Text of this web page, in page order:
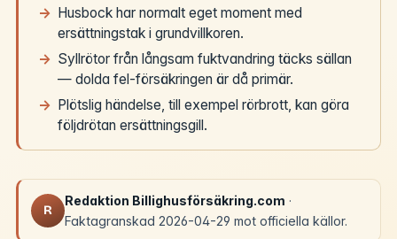
Husbock har normalt eget moment med
ersättningstak i grundvillkoren.
Syllrötor från långsam fuktvandring täcks sällan
— dolda fel-försäkringen är då primär.
Plötslig händelse, till exempel rörbrott, kan göra
följdrötan ersättningsgill.
R
Redaktion Billighusförsäkring.com ·
Faktagranskad 2026-04-29 mot officiella källor.